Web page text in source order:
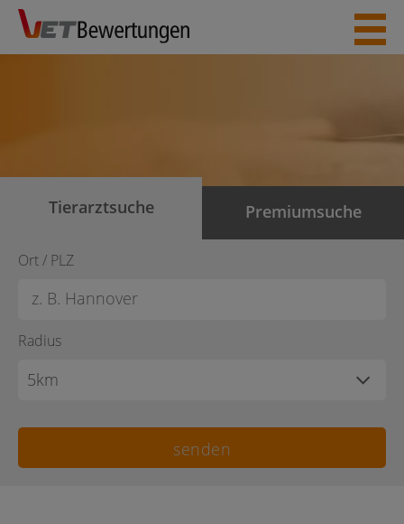
Skip
content
Tierarztsuche Premiumsuche
Ort / PLZ
Radius